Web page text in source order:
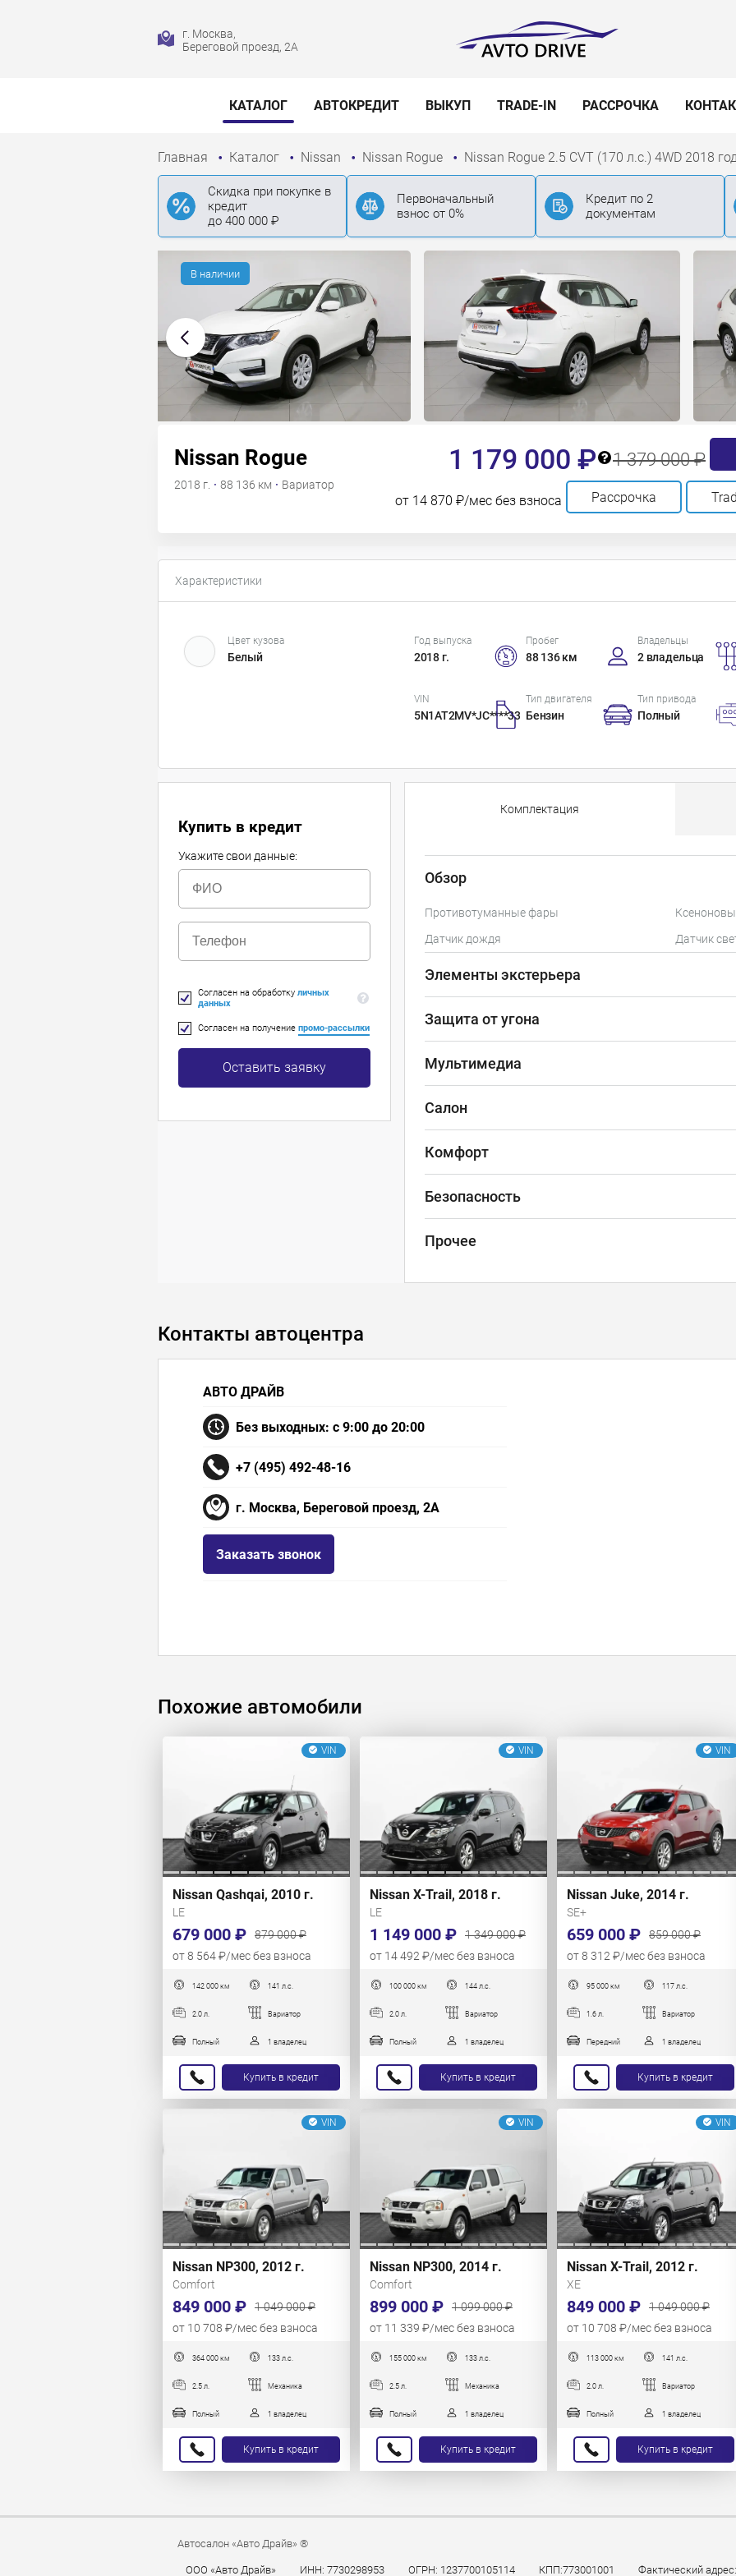
г. Москва,
Береговой проезд, 2А
КАТАЛОГ АВТОКРЕДИТ ВЫКУП TRADE-IN РАССРОЧКА
Главная Каталог Nissan Nissan Rogue Nissan Rogue 2.5 CVT (170 л.с.) 4WD 2018
Скидка при покупке в
кредит
до 400 000 ₽
Первоначальный
взнос от 0%
Кредит по 2
документам
Nissan Rogue
2018 г. · 88 136 км · Вариатор
1 179 000 ₽ 1 379 000 ₽
от 14 870 ₽/мес без взноса Рассрочка
В наличии
Характеристики
Цвет кузова
Белый
Год выпуска
2018 г.
Пробег
88 136 км
Владельцы
2 владельца
VIN
5N1AT2MV*JC****33
Тип двигателя
Бензин
Тип привода
Полный
Комплектация
Обзор
Противотуманные фары
Датчик дождя
Датчик
Элементы экстерьера
Защита от угона
Мультимедиа
Салон
Комфорт
Безопасность
Прочее
Купить в кредит
Укажите свои данные:
Согласен на обработку личных
данных
Согласен на получение промо-рассылки
Оставить заявку
Контакты автоцентра
АВТО ДРАЙВ
Без выходных: с 9:00 до 20:00
+7 (495) 492-48-16
г. Москва, Береговой проезд, 2А
Заказать звонок
Похожие автомобили
VIN
Nissan Qashqai, 2010 г.
LE
679 000 ₽
879 000 ₽
от 8 564 ₽/мес без взноса
142 000 км 141 л.с.
2.0 л. Вариатор
Полный 1 владелец
Купить в кредит
VIN
Nissan X-Trail, 2018 г.
LE
1 149 000 ₽
1 349 000 ₽
от 14 492 ₽/мес без взноса
100 000 км 144 л.с.
2.0 л. Вариатор
Полный 1 владелец
Купить в кредит
VIN
Nissan Juke, 2014 г.
SE+
659 000 ₽
859 000 ₽
от 8 312 ₽/мес без взноса
95 000 км 117 л.с.
1.6 л. Вариатор
Передний 1 владелец
Купить в кредит
VIN
Nissan NP300, 2012 г.
Comfort
849 000 ₽
1 049 000 ₽
от 10 708 ₽/мес без взноса
364 000 км 133 л.с.
2.5 л. Механика
Полный 1 владелец
Купить в кредит
VIN
Nissan NP300, 2014 г.
Comfort
899 000 ₽
1 099 000 ₽
от 11 339 ₽/мес без взноса
155 000 км 133 л.с.
2.5 л. Механика
Полный 1 владелец
Купить в кредит
VIN
Nissan X-Trail, 2012 г.
XE
849 000 ₽
1 049 000 ₽
от 10 708 ₽/мес без взноса
113 000 км 141 л.с.
2.0 л. Вариатор
Полный 1 владелец
Купить в кредит
Автосалон «Авто Драйв» ®
ООО «Авто Драйв» ИНН: 7730298953 ОГРН: 1237700105114 КПП:773001001 Фактический